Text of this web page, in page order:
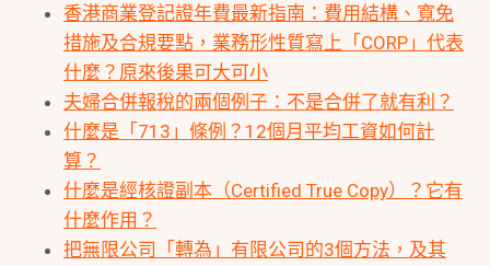
香港商業登記證年費最新指南：費用結構、寬免
措施及合規要點，業務形性質寫上「CORP」代表
什麼？原來後果可大可小
夫婦合併報稅的兩個例子：不是合併了就有利？
什麼是「713」條例？12個月平均工資如何計
算？
什麼是經核證副本（Certified True Copy）？它有
什麼作用？
把無限公司「轉為」有限公司的3個方法，及其